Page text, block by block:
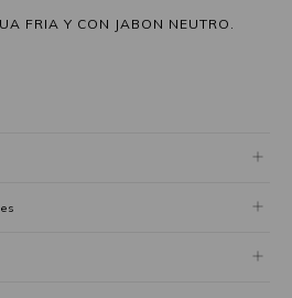
FRIA Y CON JABON NEUTRO.